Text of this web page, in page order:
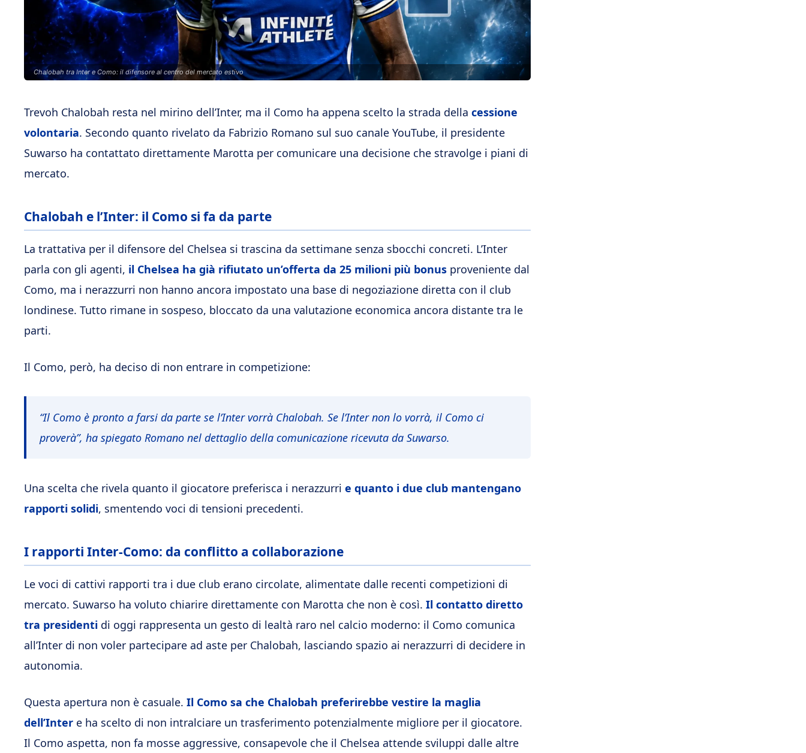
Chalobah tra Inter e Como: il difensore al centro del mercato estivo
Trevoh Chalobah resta nel mirino dell’Inter, ma il Como ha appena scelto la strada della cessione
volontaria. Secondo quanto rivelato da Fabrizio Romano sul suo canale YouTube, il presidente
Suwarso ha contattato direttamente Marotta per comunicare una decisione che stravolge i piani di
mercato.
Chalobah e l’Inter: il Como si fa da parte
La trattativa per il difensore del Chelsea si trascina da settimane senza sbocchi concreti. L’Inter
parla con gli agenti, il Chelsea ha già rifiutato un’offerta da 25 milioni più bonus proveniente dal
Como, ma i nerazzurri non hanno ancora impostato una base di negoziazione diretta con il club
londinese. Tutto rimane in sospeso, bloccato da una valutazione economica ancora distante tra le
parti.
Il Como, però, ha deciso di non entrare in competizione:
“Il Como è pronto a farsi da parte se l’Inter vorrà Chalobah. Se l’Inter non lo vorrà, il Como ci
proverà”, ha spiegato Romano nel dettaglio della comunicazione ricevuta da Suwarso.
Una scelta che rivela quanto il giocatore preferisca i nerazzurri e quanto i due club mantengano
rapporti solidi, smentendo voci di tensioni precedenti.
I rapporti Inter-Como: da conflitto a collaborazione
Le voci di cattivi rapporti tra i due club erano circolate, alimentate dalle recenti competizioni di
mercato. Suwarso ha voluto chiarire direttamente con Marotta che non è così. Il contatto diretto
tra presidenti di oggi rappresenta un gesto di lealtà raro nel calcio moderno: il Como comunica
all’Inter di non voler partecipare ad aste per Chalobah, lasciando spazio ai nerazzurri di decidere in
autonomia.
Questa apertura non è casuale. Il Como sa che Chalobah preferirebbe vestire la maglia
dell’Inter e ha scelto di non intralciare un trasferimento potenzialmente migliore per il giocatore.
Il Como aspetta, non fa mosse aggressive, consapevole che il Chelsea attende sviluppi dalle altre